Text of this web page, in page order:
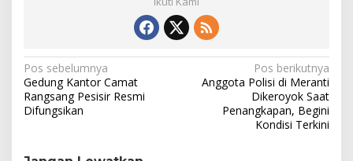
N
a
v
Pos sebelumnya
Gedung Kantor Camat
Rangsang Pesisir Resmi
Difungsikan
Pos berikutnya
Anggota Polisi di Meranti
Dikeroyok Saat
Penangkapan, Begini
Kondisi Terkini